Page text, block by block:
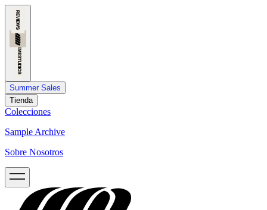
Summer Sales
Tienda
Colecciones
Sample Archive
Sobre Nosotros